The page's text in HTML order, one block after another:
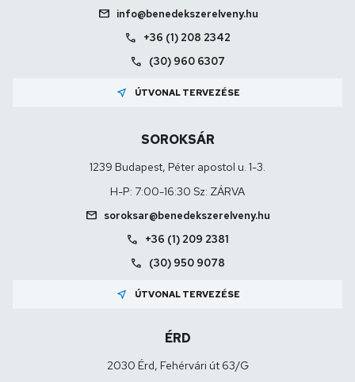
mail info@benedekszerelveny.hu
call +36 (1) 208 2342
call (30) 960 6307
near_me ÚTVONAL TERVEZÉSE
SOROKSÁR
1239 Budapest, Péter apostol u. 1-3.
H-P: 7:00-16:30 Sz: ZÁRVA
mail soroksar@benedekszerelveny.hu
call +36 (1) 209 2381
call (30) 950 9078
near_me ÚTVONAL TERVEZÉSE
ÉRD
2030 Érd, Fehérvári út 63/G